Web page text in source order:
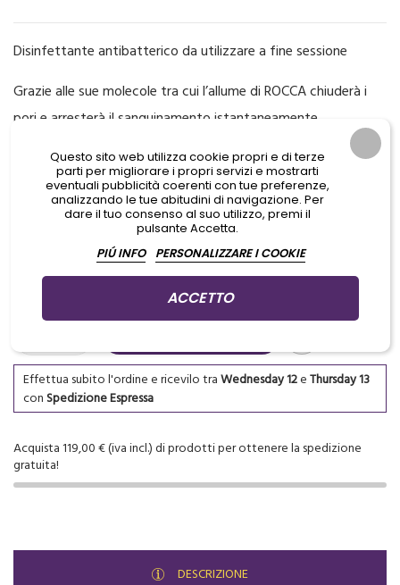
Disinfettante antibatterico da utilizzare a fine sessione
Grazie alle sue molecole tra cui l’allume di ROCCA chiuderà i
pori e arresterà il sanguinamento istantaneamente
Aggiungi prodotti al carrello per GUADAGNARE PUNTI che potrai
usare per ottenere dei PREMI IN REGALO
Ultimi articoli in magazzino
Effettua subito l'ordineericevilo traWednesday 12eThursday 13
con Spedizione Espressa
Acquista 119,00 € (iva incl.) di prodotti per ottenere la spedizione
gratuita!
DESCRIZIONE
Questo sito web utilizza cookie propri e di terze
parti per migliorare i propri servizi e mostrarti
eventuali pubblicità coerenti con tue preferenze,
analizzando le tue abitudini di navigazione. Per
dare il tuo consenso al suo utilizzo, premi il
pulsante Accetta.
PIÚ INFO
PERSONALIZZARE I COOKIE
ACCETTO